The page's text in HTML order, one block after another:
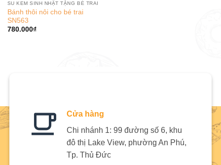
SU KEM SINH NHẬT TẶNG BÉ TRAI
Bánh thôi nôi cho bé trai
SN563
780.000₫
Cửa hàng
Chi nhánh 1: 99 đường số 6, khu
đô thị Lake View, phường An Phú,
Tp. Thủ Đức